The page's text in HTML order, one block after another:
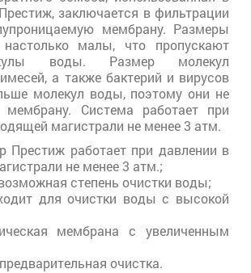
заключается в фильтрации
мембрану. Размеры
малы, что пропускают
воды. Размер молекул
а также бактерий и вирусов
молекул воды, поэтому они не
мембрану. Система работает при
магистрали не менее 3 атм.
Престиж работает при давлении в
не менее 3 атм.;
степень очистки воды;
для очистки воды с высокой
мембрана с увеличенным
очистка.